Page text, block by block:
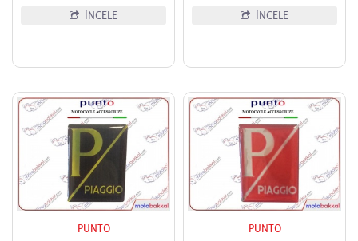
İNCELE İNCELE
PUNTO PUNTO